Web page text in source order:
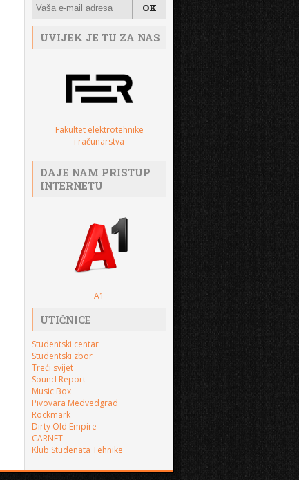
UVIJEK JE TU ZA NAS
Fakultet elektrotehnike
i računarstva
DAJE NAM PRISTUP
INTERNETU
A1
UTIČNICE
Studentski centar
Studentski zbor
Treći svijet
Sound Report
Music Box
Pivovara Medvedgrad
Rockmark
Dirty Old Empire
CARNET
Klub Studenata Tehnike